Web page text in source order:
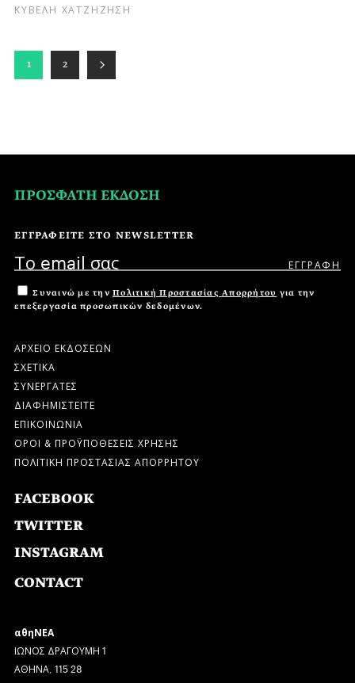
ΚΥΒΕΛΗ ΧΑΤΖΗΖΗΣΗ
1 2
ΠΡΟΣΦΑΤΗ ΕΚΔΟΣΗ
ΕΓΓΡΑΦΕΙΤΕ ΣΤΟ NEWSLETTER
Συναινώ με την Πολιτική Προστασίας Απορρήτου για την
επεξεργασία προσωπικών δεδομένων.
ΑΡΧΕΙΟ ΕΚΔΟΣΕΩΝ
ΣΧΕΤΙΚΑ
ΣΥΝΕΡΓΑΤΕΣ
ΔΙΑΦΗΜΙΣΤΕΙΤΕ
ΕΠΙΚΟΙΝΩΝΙΑ
ΟΡΟΙ & ΠΡΟΫΠΟΘΕΣΕΙΣ ΧΡΗΣΗΣ
ΠΟΛΙΤΙΚΗ ΠΡΟΣΤΑΣΙΑΣ ΑΠΟΡΡΗΤΟΥ
FACEBOOK
TWITTER
INSTAGRAM
CONTACT
αθηΝΕΑ
ΙΩΝΟΣ ΔΡΑΓΟΥΜΗ 1
ΑΘΗΝΑ, 115 28